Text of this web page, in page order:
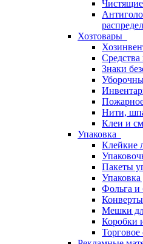
Хозтовары
Знаки
Нити,
Клеи и
Упаковка
Клейкие
Пакеты
Фольга и
Мешки
Коробки
Торговое